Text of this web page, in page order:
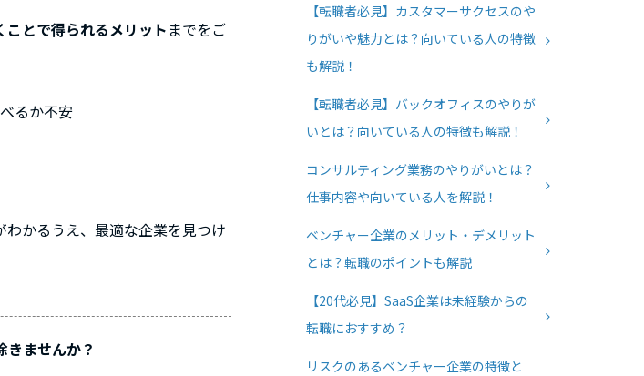
とで得られるメリット までをご
るか不安
かるうえ、最適な企業を見つけ
ませんか？
【転職者必見】カスタマーサクセスのや
りがいや魅力とは？向いている人の特徴
も解説！
【転職者必見】バックオフィスのやりが
いとは？向いている人の特徴も解説！
コンサルティング業務のやりがいとは？
仕事内容や向いている人を解説！
ベンチャー企業のメリット・デメリット
とは？転職のポイントも解説
【20代必見】SaaS企業は未経験からの
転職におすすめ？
リスクのあるベンチャー企業の特徴と